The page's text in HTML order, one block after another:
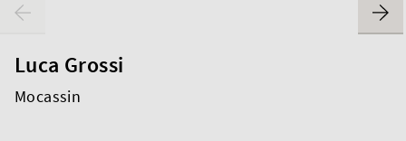
Luca Grossi
Mocassin